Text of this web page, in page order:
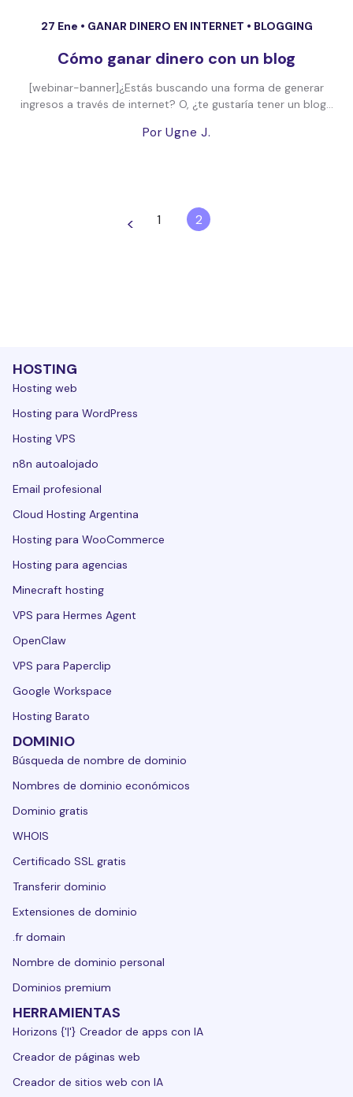
27 Ene • GANAR DINERO EN INTERNET • BLOGGING
Cómo ganar dinero con un blog
[webinar-banner]¿Estás buscando una forma de generar
ingresos a través de internet? O, ¿te gustaría tener un blog...
Por Ugne J.
< 1 2
HOSTING
Hosting web
Hosting para WordPress
Hosting VPS
n8n autoalojado
Email profesional
Cloud Hosting Argentina
Hosting para WooCommerce
Hosting para agencias
Minecraft hosting
VPS para Hermes Agent
OpenClaw
VPS para Paperclip
Google Workspace
Hosting Barato
DOMINIO
Búsqueda de nombre de dominio
Nombres de dominio económicos
Dominio gratis
WHOIS
Certificado SSL gratis
Transferir dominio
Extensiones de dominio
.fr domain
Nombre de dominio personal
Dominios premium
HERRAMIENTAS
Horizons {'|'} Creador de apps con IA
Creador de páginas web
Creador de sitios web con IA